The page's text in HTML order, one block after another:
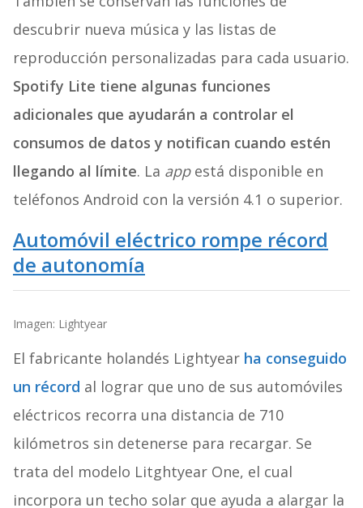
descubrir nueva música y las listas de
reproducción personalizadas para cada usuario.
Spotify Lite tiene algunas funciones
adicionales que ayudarán a controlar el
consumos de datos y notifican cuando estén
llegando al límite. La appestá disponible en
teléfonos Android con la versión 4.1 o superior.
Automóvil eléctrico rompe récord
de autonomía
Imagen: Lightyear
El fabricante holandés Lightyear ha conseguido
un récord al lograr que uno de sus automóviles
eléctricos recorra una distancia de 710
kilómetros sin detenerse para recargar. Se
trata del modelo Litghtyear One, el cual
incorpora un techo solar que ayuda a alargar la